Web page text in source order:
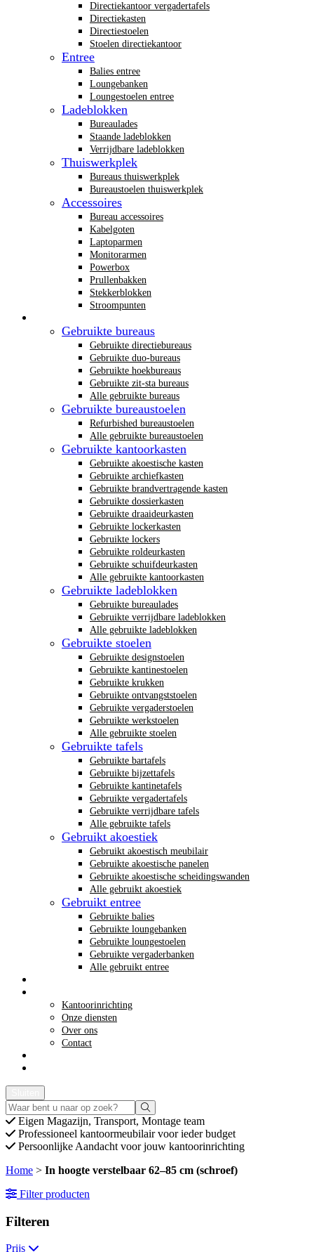
Directiekantoor vergadertafels
Directiekasten
Directiestoelen
Stoelen directiekantoor
Entree
Balies entree
Loungebanken
Loungestoelen entree
Ladeblokken
Bureaulades
Staande ladeblokken
Verrijdbare ladeblokken
Thuiswerkplek
Bureaus thuiswerkplek
Bureaustoelen thuiswerkplek
Accessoires
Bureau accessoires
Kabelgoten
Laptoparmen
Monitorarmen
Powerbox
Prullenbakken
Stekkerblokken
Stroompunten
Gebruikte bureaus
Gebruikte directiebureaus
Gebruikte duo-bureaus
Gebruikte hoekbureaus
Gebruikte zit-sta bureaus
Alle gebruikte bureaus
Gebruikte bureaustoelen
Refurbished bureaustoelen
Alle gebruikte bureaustoelen
Gebruikte kantoorkasten
Gebruikte akoestische kasten
Gebruikte archiefkasten
Gebruikte brandvertragende kasten
Gebruikte dossierkasten
Gebruikte draaideurkasten
Gebruikte lockerkasten
Gebruikte lockers
Gebruikte roldeurkasten
Gebruikte schuifdeurkasten
Alle gebruikte kantoorkasten
Gebruikte ladeblokken
Gebruikte bureaulades
Gebruikte verrijdbare ladeblokken
Alle gebruikte ladeblokken
Gebruikte stoelen
Gebruikte designstoelen
Gebruikte kantinestoelen
Gebruikte krukken
Gebruikte ontvangststoelen
Gebruikte vergaderstoelen
Gebruikte werkstoelen
Alle gebruikte stoelen
Gebruikte tafels
Gebruikte bartafels
Gebruikte bijzettafels
Gebruikte kantinetafels
Gebruikte vergadertafels
Gebruikte verrijdbare tafels
Alle gebruikte tafels
Gebruikt akoestiek
Gebruikt akoestisch meubilair
Gebruikte akoestische panelen
Gebruikte akoestische scheidingswanden
Alle gebruikt akoestiek
Gebruikt entree
Gebruikte balies
Gebruikte loungebanken
Gebruikte loungestoelen
Gebruikte vergaderbanken
Alle gebruikt entree
Kantoorinrichting
Onze diensten
Over ons
Contact
Eigen Magazijn, Transport, Montage team
Professioneel kantoormeubilair voor ieder budget
Persoonlijke Aandacht voor jouw kantoorinrichting
Home > In hoogte verstelbaar 62–85 cm (schroef)
Filter producten
Filteren
Prijs